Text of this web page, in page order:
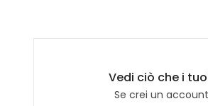
Vedi ciò che i
Se crei un